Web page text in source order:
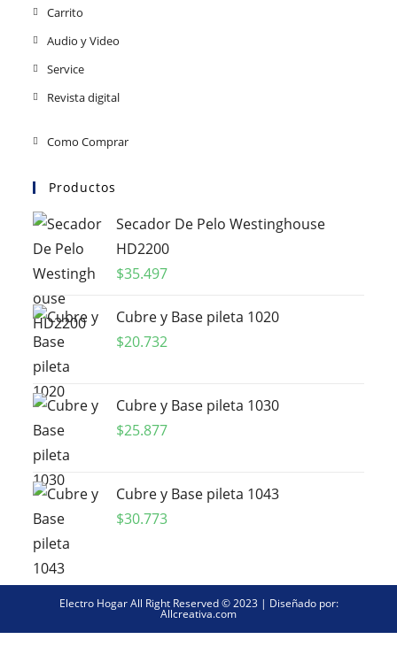
Carrito
Audio y Video
Service
Revista digital
Como Comprar
Productos
Secador De Pelo Westinghouse
HD2200
$35.497
Cubre y Base pileta 1020
$20.732
Cubre y Base pileta 1030
$25.877
Cubre y Base pileta 1043
$30.773
Electro Hogar All Right Reserved © 2023 | Diseñado por:
Allcreativa.com